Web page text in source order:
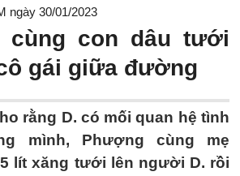
ngày 30/01/2023
cùng con dâu tưới
gái giữa đường
rằng D. có mối quan hệ tình
mình, Phượng cùng mẹ
lít xăng tưới lên người D. rồi